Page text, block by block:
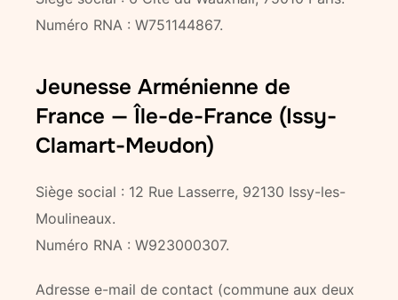
Numéro RNA : W751144867.
Jeunesse Arménienne de
France — Île-de-France (Issy-
Clamart-Meudon)
Siège social : 12 Rue Lasserre, 92130 Issy-les-
Moulineaux.
Numéro RNA : W923000307.
Adresse e-mail de contact (commune aux deux